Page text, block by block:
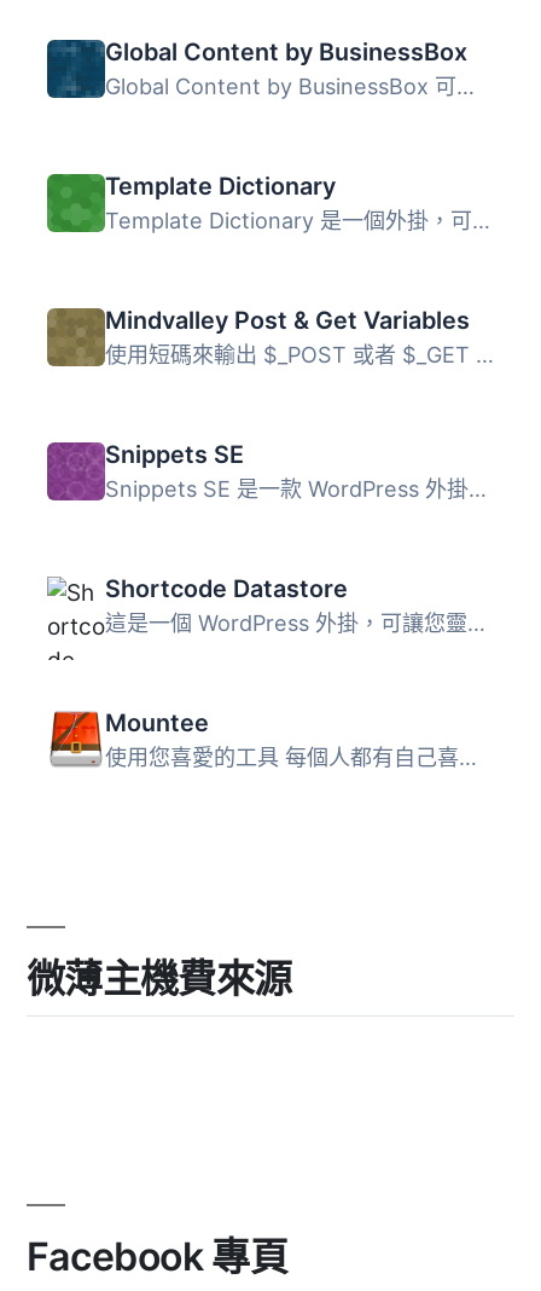
Global Content by BusinessBox
Global Content by BusinessBox 可讓您在一處定義網站各處均...
Template Dictionary
Template Dictionary 是一個外掛，可用於創建由管理員編輯的...
Mindvalley Post & Get Variables
使用短碼來輸出 $_POST 或者 $_GET 變數值。 在追蹤電子商務...
Snippets SE
Snippets SE 是一款 WordPress 外掛，允許您創建變數，這些變...
Shortcode Datastore
這是一個 WordPress 外掛，可讓您靈活地將文字或 HTML 綁定到...
Mountee
使用您喜愛的工具 每個人都有自己喜歡的 Mac 應用程式，那為...
微薄主機費來源
Facebook 專頁